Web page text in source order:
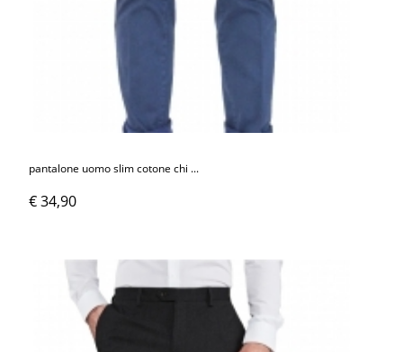
pantalone uomo slim cotone chi ...
€ 34,90